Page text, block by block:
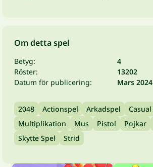
Om detta spel
Betyg:
4
Röster:
13202
Datum för publicering:
Mars 2024
2048 Actionspel Arkadspel Casual
Multiplikation
Mus Pistol Pojkar
Skytte Spel
Strid